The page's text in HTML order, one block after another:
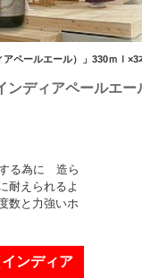
ペールエール）」330ｍｌ×3
ディアペールエ
る為に 造ら
耐えられるよ
数と力強いホ
ンディア